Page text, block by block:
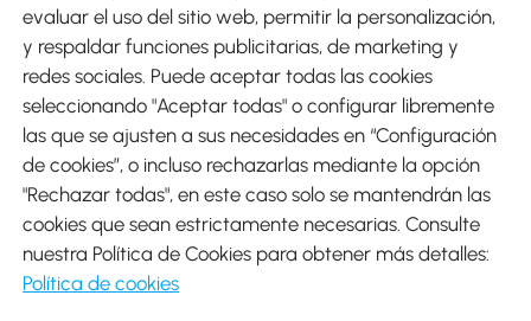
Envíos
Descargar Aosom App
Google Play
evaluar el uso del sitio web, permitir la personalización,
y respaldar funciones publicitarias, de marketing y
redes sociales. Puede aceptar todas las cookies
seleccionando "Aceptar todas" o configurar libremente
las que se ajusten a sus necesidades en “Configuración
de cookies”, o incluso rechazarlas mediante la opción
"Rechazar todas", en este caso solo se mantendrán las
cookies que sean estrictamente necesarias. Consulte
nuestra Política de Cookies para obtener más detalles:
Política de cookies